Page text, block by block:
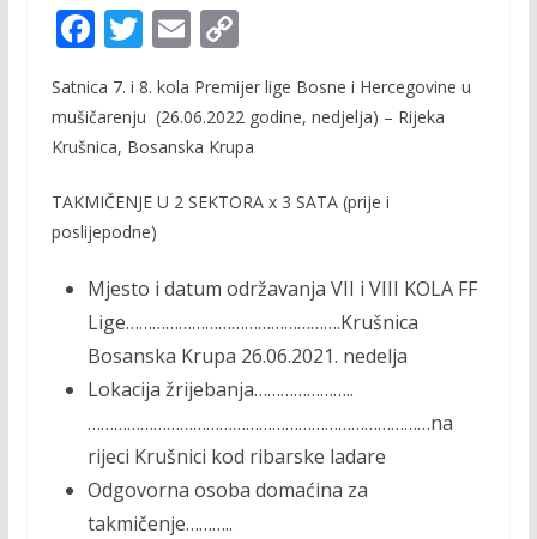
F
e
b
o
o
k
T
w
itt
er
E
ai
l
C
p
y
n
Satnica 7. i 8. kola Premijer lige Bosne i Hercegovine u
mušičarenju (26.06.2022 godine, nedjelja) – Rijeka
Krušnica, Bosanska Krupa
TAKMIČENJE U 2 SEKTORA x 3 SATA (prije i
poslijepodne)
Mjesto i datum održavanja VII i VIII KOLA FF
Lige………………………………………….Krušnica
Bosanska Krupa 26.06.2021. nedelja
Lokacija žrijebanja…………………..
……………………………………………………………………na
rijeci Krušnici kod ribarske ladare
Odgovorna osoba domaćina za
takmičenje………..